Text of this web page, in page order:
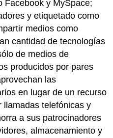
Facebook y MySpace;
y etiquetado como
medios como
cantidad de tecnologías
de medios de
producidos por pares
las
en lugar de un recurso
llamadas telefónicas y
a sus patrocinadores
almacenamiento y